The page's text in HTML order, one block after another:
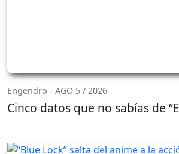
Engendro - AGO 5 / 2026
Cinco datos que no sabías de